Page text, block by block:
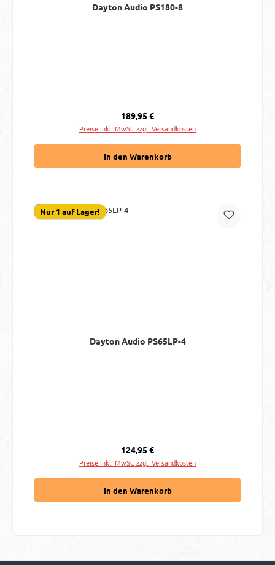
Dayton Audio PS180-8
Regulärer Preis:
189,95 €
Preise inkl. MwSt. zzgl. Versandkosten
In den Warenkorb
Nur 1 auf Lager!
Dayton Audio PS65LP-4
Regulärer Preis:
124,95 €
Preise inkl. MwSt. zzgl. Versandkosten
In den Warenkorb